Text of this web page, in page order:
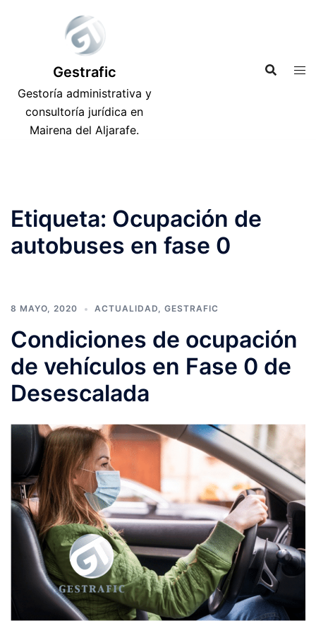
Gestrafic
Gestoría administrativa y
consultoría jurídica en
Mairena del Aljarafe.
Etiqueta: Ocupación de
autobuses en fase 0
8 MAYO, 2020 ACTUALIDAD, GESTRAFIC
Condiciones de ocupación
de vehículos en Fase 0 de
Desescalada